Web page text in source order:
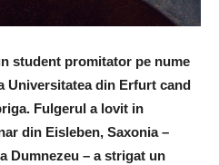
student promitator pe nume
Universitatea din Erfurt cand
Fulgerul a lovit in
din Eisleben, Saxonia –
Dumnezeu – a strigat un